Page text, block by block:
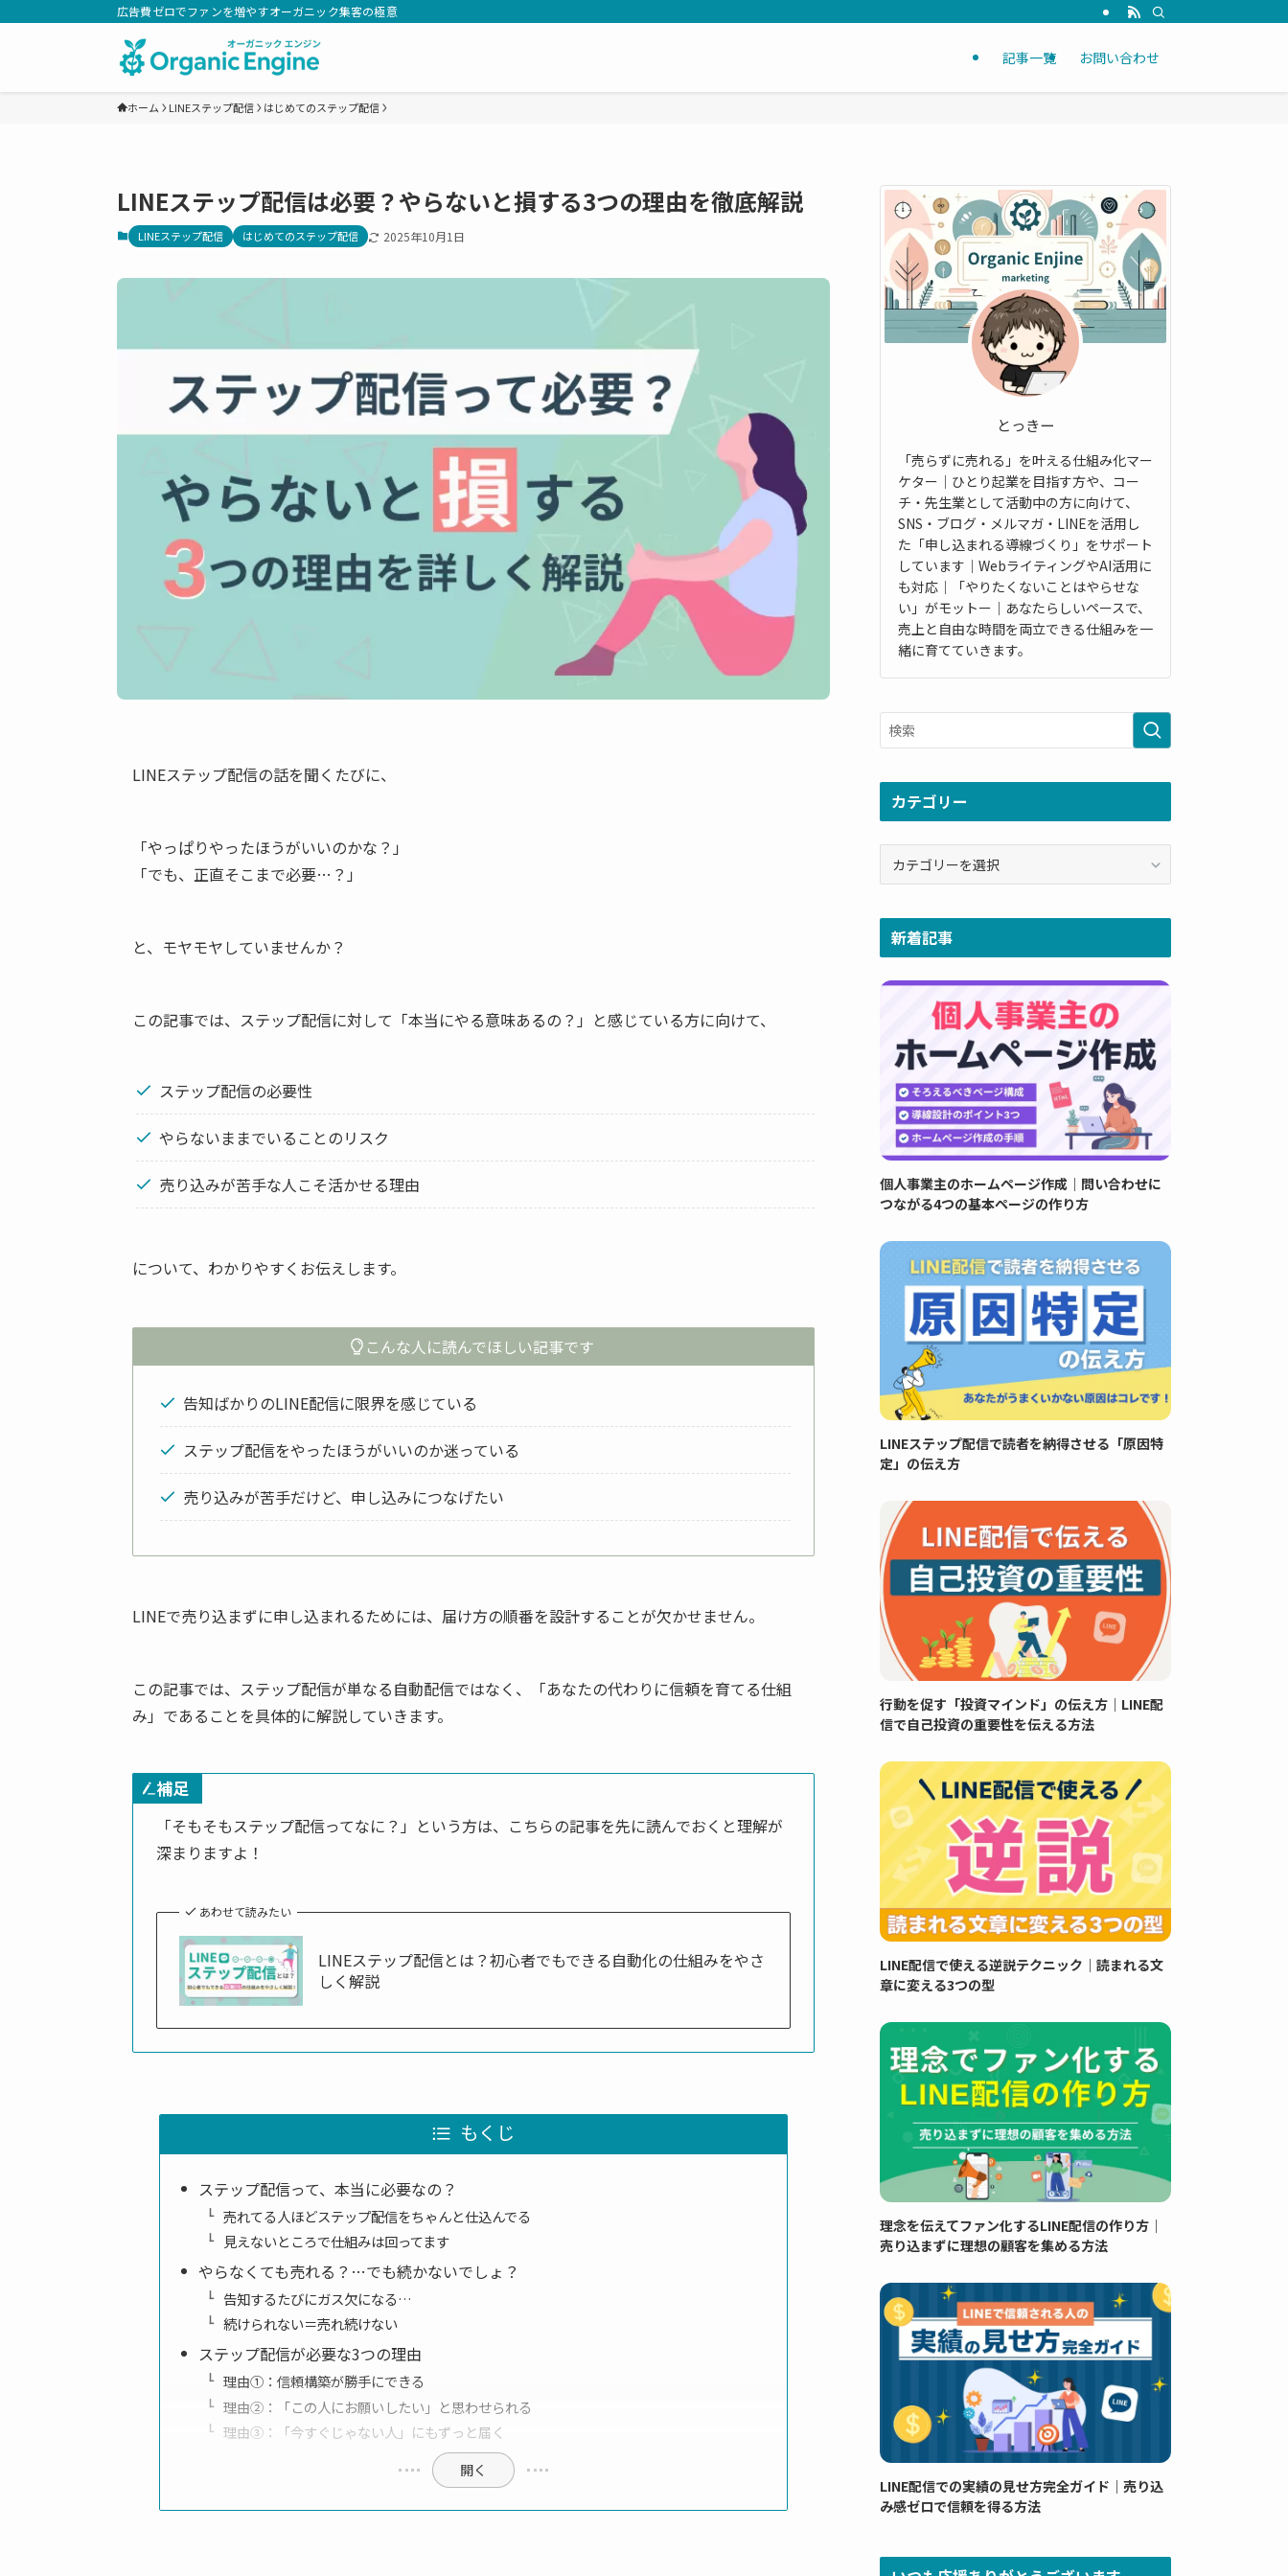
広告費ゼロでファンを増やすオーガニック集客の極意
記事一覧 お問い合わせ
ホーム LINEステップ配信 はじめてのステップ配信
LINEステップ配信は必要？やらないと損する3つの理由を徹底解説
LINEステップ配信 はじめてのステップ配信 2025年10月1日
LINEステップ配信の話を聞くたびに、
「やっぱりやったほうがいいのかな？」
「でも、正直そこまで必要…？」
と、モヤモヤしていませんか？
この記事では、ステップ配信に対して「本当にやる意味あるの？」と感じている方に向けて、
ステップ配信の必要性
やらないままでいることのリスク
売り込みが苦手な人こそ活かせる理由
について、わかりやすくお伝えします。
こんな人に読んでほしい記事です
告知ばかりのLINE配信に限界を感じている
ステップ配信をやったほうがいいのか迷っている
売り込みが苦手だけど、申し込みにつなげたい
LINEで売り込まずに申し込まれるためには、届け方の順番を設計することが欠かせません。
この記事では、ステップ配信が単なる自動配信ではなく、「あなたの代わりに信頼を育てる仕組
み」であることを具体的に解説していきます。
補足
「そもそもステップ配信ってなに？」という方は、こちらの記事を先に読んでおくと理解が
深まりますよ！
あわせて読みたい
LINEステップ配信とは？初心者でもできる自動化の仕組みをやさ
しく解説
もくじ
ステップ配信って、本当に必要なの？
売れてる人ほどステップ配信をちゃんと仕込んでる
見えないところで仕組みは回ってます
やらなくても売れる？…でも続かないでしょ？
告知するたびにガス欠になる…
続けられない＝売れ続けない
ステップ配信が必要な3つの理由
理由①：信頼構築が勝手にできる
理由②：「この人にお願いしたい」と思わせられる
理由③：「今すぐじゃない人」にもずっと届く
開く
とっきー
「売らずに売れる」を叶える仕組み化マー
ケター｜ひとり起業を目指す方や、コー
チ・先生業として活動中の方に向けて、
SNS・ブログ・メルマガ・LINEを活用し
た「申し込まれる導線づくり」をサポート
しています｜WebライティングやAI活用に
も対応｜「やりたくないことはやらせな
い」がモットー｜あなたらしいペースで、
売上と自由な時間を両立できる仕組みを一
緒に育てていきます。
カテゴリー
リ
ー新着記事
個人事業主のホームページ作成｜問い合わせに
つながる4つの基本ページの作り方
LINEステップ配信で読者を納得させる「原因特
定」の伝え方
行動を促す「投資マインド」の伝え方｜LINE配
信で自己投資の重要性を伝える方法
LINE配信で使える逆説テクニック｜読まれる文
章に変える3つの型
理念を伝えてファン化するLINE配信の作り方｜
売り込まずに理想の顧客を集める方法
LINE配信での実績の見せ方完全ガイド｜売り込
み感ゼロで信頼を得る方法